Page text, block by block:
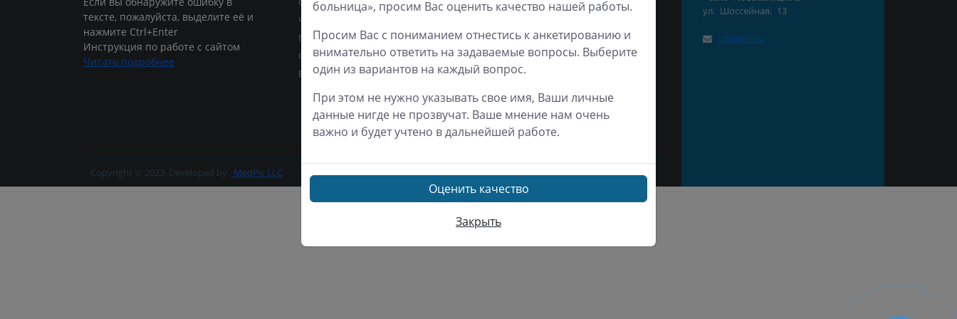
тексте, пожалуйста, выделите её и
нажмите Ctrl+Enter
Инструкция по работе с сайтом
Читать подробнее
Четверг
Пятница
Суббота
Воскресенье
8:00 - 18:00
9:00 - 17:00
Выходной
здравоохранения СК
Территориальный фонд
ОМС
Росздравнадзор по СК
Региональная тарифная
комиссия СК
Copyright © 2023 Developed by MedPic LLC
ул. Шоссейная, 13
crb@list.ru
больница», просим Вас оценить качество нашей работы.
Просим Вас с пониманием отнестись к анкетированию и
внимательно ответить на задаваемые вопросы. Выберите
один из вариантов на каждый вопрос.
При этом не нужно указывать свое имя, Ваши личные
данные нигде не прозвучат. Ваше мнение нам очень
важно и будет учтено в дальнейшей работе.
Оценить качество
Закрыть